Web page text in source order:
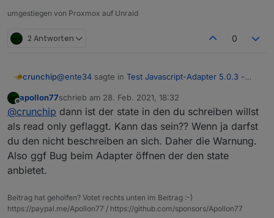
umgestiegen von Proxmox auf Unraid
2 Antworten 0
crunchip@ente34 sagte in Test Javascript-Adapter 5.0.3 -
noch ein obj.state.value
hab ich auch noch, aber telegram kommt nun an
was noch aufgefallen ist, kommt wenn man das script
aufruft
apollon77schrieb am 28. Feb. 2021, 18:32
zuletzt editiert von
@crunchip dann ist der state in den du schreiben willst
als read only geflaggt. Kann das sein?? Wenn ja darfst
du den nicht beschreiben an sich. Daher die Warnung.
Also ggf Bug beim Adapter öffnen der den state
anbietet.
Beitrag hat geholfen? Votet rechts unten im Beitrag :-)
https://paypal.me/Apollon77 / https://github.com/sponsors/Apollon77